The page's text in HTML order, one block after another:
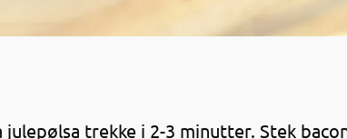
julepølsa trekke i 2-3 minutter. Stek